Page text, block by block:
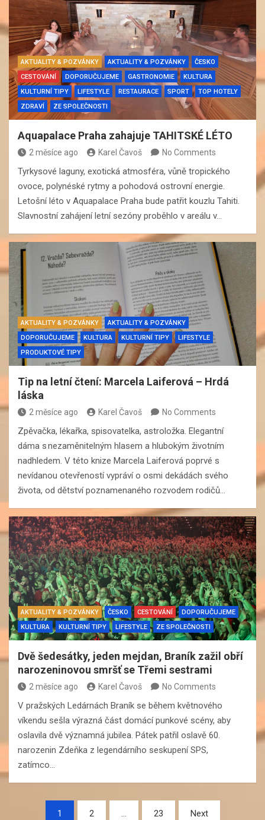
AKTUALITY & POZVÁNKY AKTUALITY & POZVÁNKY
ČESKO
CESTOVÁNÍ
DOPORUČUJEME GASTRONOMIE
KULTURA
KULTURNÍ TIPY
LIFESTYLE RESTAURACE SPORT
TOP HOTELY
ZDRAVÍ
ZE SPOLEČNOSTI
Aquapalace Praha zahajuje TAHITSKÉ LÉTO
2 měsíce ago Karel Čavoš No Comments
Tyrkysové laguny, exotická atmosféra, vůně tropického
ovoce, polynéské rytmy a pohodová ostrovní energie.
Letošní léto v Aquapalace Praha bude patřit kouzlu Tahiti.
Slavnostní zahájení letní sezóny proběhlo v areálu v…
AKTUALITY & POZVÁNKY
AKTUALITY & POZVÁNKY
DOPORUČUJEME
KULTURA KULTURNÍ TIPY
LIFESTYLE
PRODUKTOVÉ TIPY
Tip na letní čtení: Marcela Laiferová – Hrdá
láska
2 měsíce ago Karel Čavoš No Comments
Zpěvačka, lékařka, spisovatelka, astroložka. Elegantní
dáma s nezaměnitelným hlasem a hlubokým životním
nadhledem. V této knize Marcela Laiferová poprvé s
nevídanou otevřeností vypráví o osmi dekádách svého
života, od dětství poznamenaného rozvodem rodičů…
AKTUALITY & POZVÁNKY ČESKO CESTOVÁNÍ
DOPORUČUJEME
KULTURA
KULTURNÍ TIPY LIFESTYLE ZE SPOLEČNOSTI
Dvě šedesátky, jeden mejdan, Braník zažil obří
narozeninovou smršť se Třemi sestrami
2 měsíce ago Karel Čavoš No Comments
V pražských Ledárnách Braník se během květnového
víkendu sešla výrazná část domácí punkové scény, aby
oslavila dvě významná jubilea. Pátek patřil oslavě 60.
narozenin Zdeňka z legendárního seskupení SPS,
zatímco…
Navigace
1 2 … 23 Next